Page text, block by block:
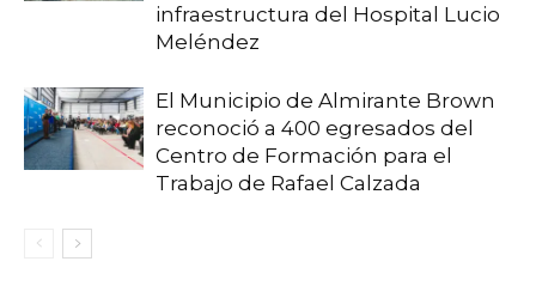
infraestructura del Hospital Lucio
Meléndez
El Municipio de Almirante Brown
reconoció a 400 egresados del
Centro de Formación para el
Trabajo de Rafael Calzada